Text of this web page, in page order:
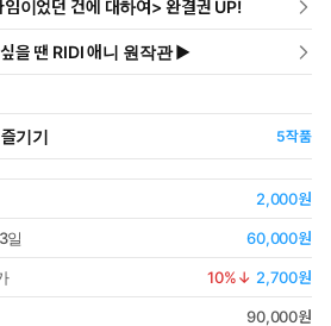
이었던 건에 대하여> 완결권 UP!
을 땐 RIDI 애니 원작관 ▶
기기 5작품
2,000원
일 60,000원
10%↓ 2,700원
90,000원